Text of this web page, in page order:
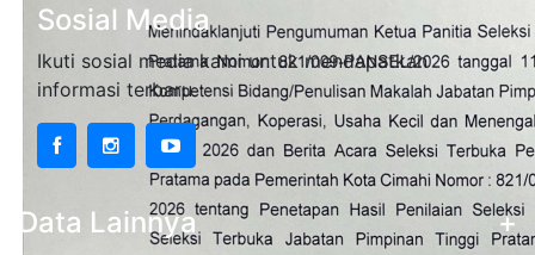
Sosial Media
Ikuti sosial media kami untuk mendapatkan
informasi terbaru
Data Lainnya
+